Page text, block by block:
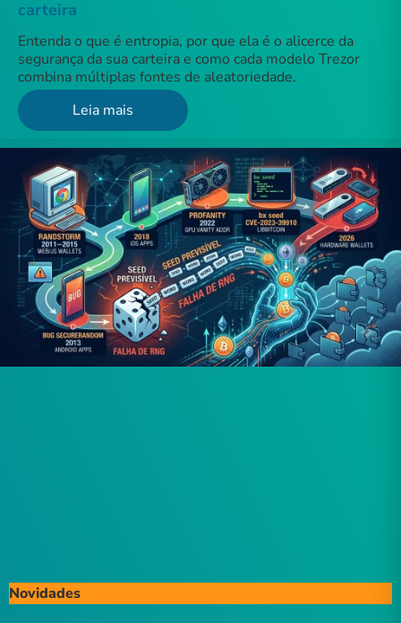
carteira
Entenda o que é entropia, por que ela é o alicerce da
segurança da sua carteira e como cada modelo Trezor
combina múltiplas fontes de aleatoriedade.
Leia mais
Novidades